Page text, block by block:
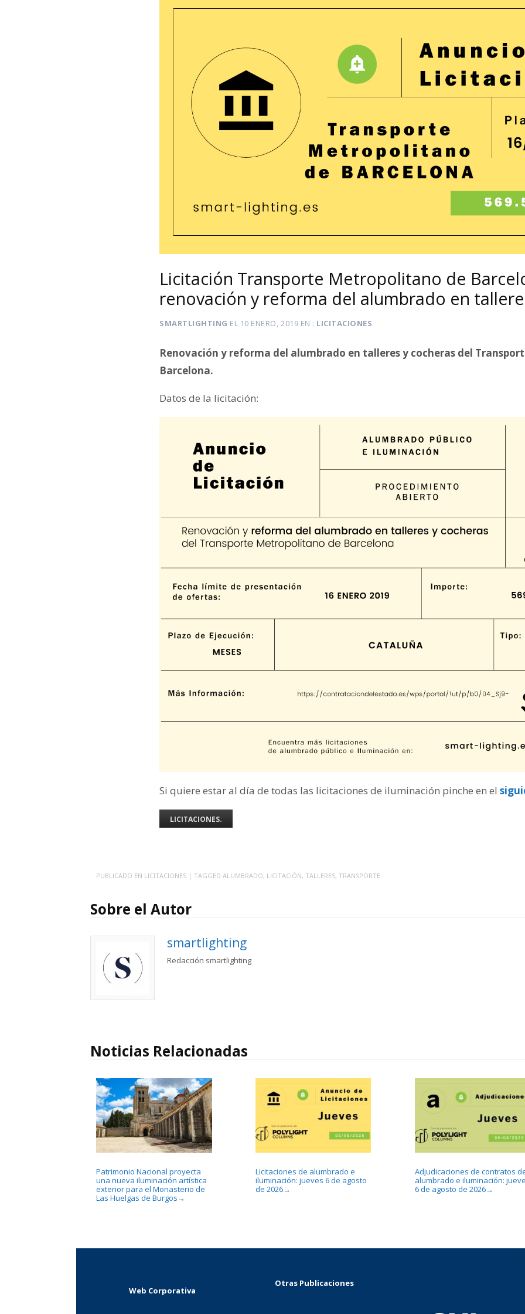
Licitación Transporte Metropolitano de
renovación y reforma del alumbrado en
SMARTLIGHTING EL 10 ENERO, 2019 EN LICITACIONES
Renovación y reforma del alumbrado en talleres y cocheras del
Barcelona.
Datos de la licitación:
Si quiere estar al día de todas las licitaciones de iluminación pinche en el
LICITACIONES.
PUBLICADO EN LICITACIONES | TAGGED ALUMBRADO, LICITACIÓN, TALLERES, TRANSPORTE
Sobre el Autor
smartlighting
Redacción smartlighting
Noticias Relacionadas
Patrimonio Nacional proyecta
una nueva iluminación artística
exterior para el Monasterio de
Las Huelgas de Burgos →
Licitaciones de alumbrado e
iluminación: jueves 6 de agosto
de 2026→
Adjudicaciones de contratos
alumbrado e iluminación:
6 de agosto de 2026→
Web Corporativa
Otras Publicaciones